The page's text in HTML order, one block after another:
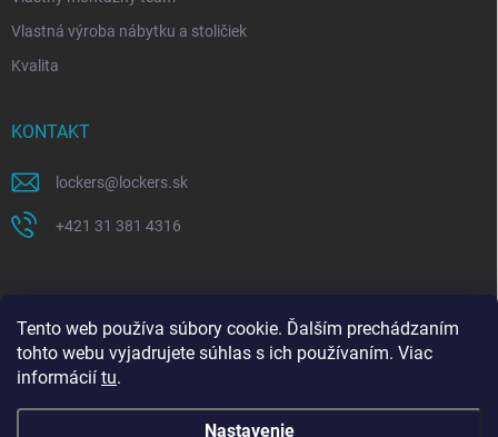
Tento web používa súbory cookie. Ďalším prechádzaním
tohto webu vyjadrujete súhlas s ich používaním. Viac
informácií tu.
Nastavenie
Vlastná výroba nábytku a stoličiek
Kvalita
KONTAKT
lockers@ lockers.sk
+421 31 381 4316